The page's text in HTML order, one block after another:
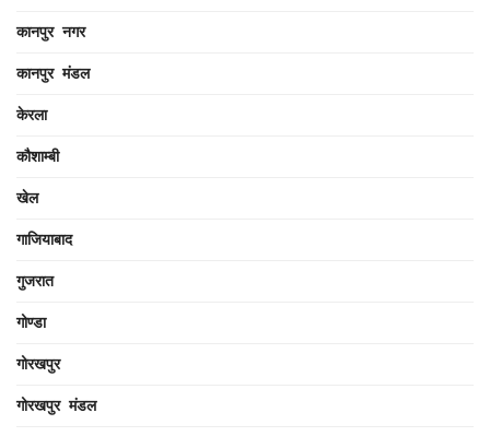
कानपुर नगर
कानपुर मंडल
केरला
कौशाम्बी
खेल
गाजियाबाद
गुजरात
गोण्डा
गोरखपुर
गोरखपुर मंडल